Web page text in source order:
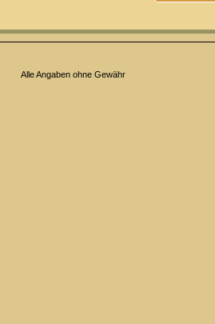
Alle Angaben ohne Gewähr